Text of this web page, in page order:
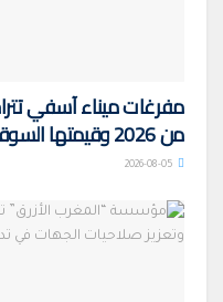
من 2026 وقيمتها السوقية تهبط إلى 95.5 مليون درهم